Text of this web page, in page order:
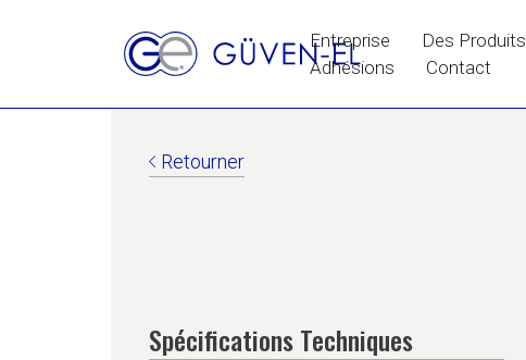
Entreprise Des Produits
Adhésions
Contact
Retourner
Spécifications Techniques